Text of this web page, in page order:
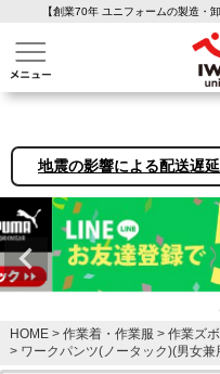
【創業70年 ユニフォームの製造・
介護ユニフォーム 作業着・作
地震の影響による配送
HOME 作業着・作業服
作業ズ
ワークパンツ(ノータック)(男女